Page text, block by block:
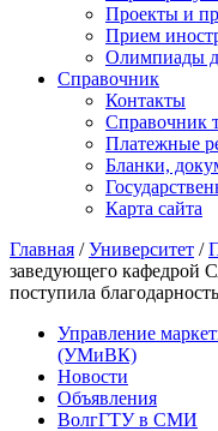
Проекты и
Прием
Олимпиады
Справочник
Контакты
Справочник
Платежные
Бланки,
Карта сайта
Главная /Университет /
заведующего
поступила
Управление
(УМиВК)
Новости
Объявления
ВолгГТУ в СМИ